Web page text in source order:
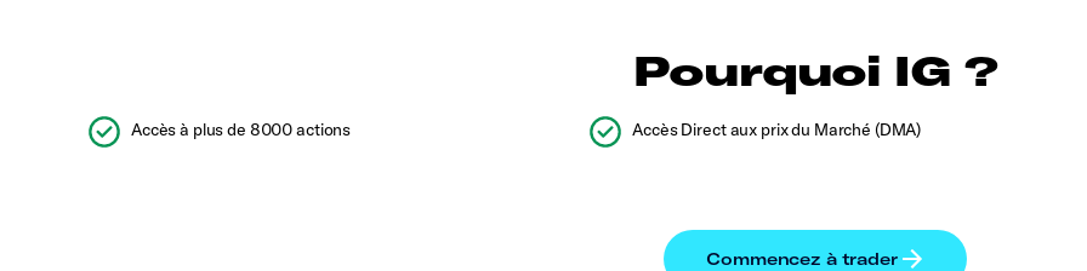
Pourquoi IG ?
Accès à plus de 8000 actions Accès Direct aux prix du Marché (DMA)